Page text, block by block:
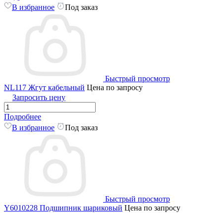
В избранное
Под заказ
Быстрый просмотр
NL117 Жгут кабельный Цена по запросу
Запросить цену
Подробнее
В избранное
Под заказ
Быстрый просмотр
Y6010228 Подшипник шариковый Цена по запросу